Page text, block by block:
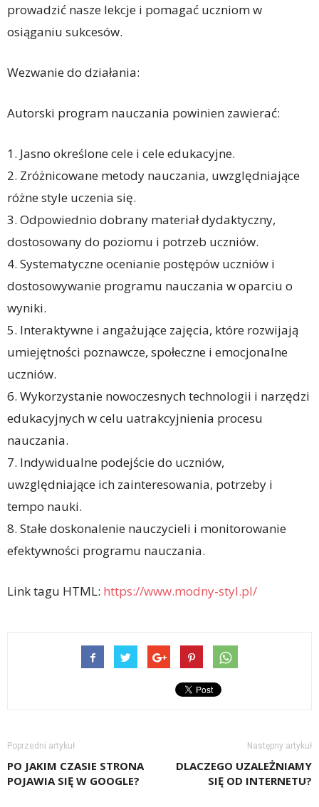
prowadzić nasze lekcje i pomagać uczniom w
osiąganiu sukcesów.
Wezwanie do działania:
Autorski program nauczania powinien zawierać:
1. Jasno określone cele i cele edukacyjne.
2. Zróżnicowane metody nauczania, uwzględniające
różne style uczenia się.
3. Odpowiednio dobrany materiał dydaktyczny,
dostosowany do poziomu i potrzeb uczniów.
4. Systematyczne ocenianie postępów uczniów i
dostosowywanie programu nauczania w oparciu o
wyniki.
5. Interaktywne i angażujące zajęcia, które rozwijają
umiejętności poznawcze, społeczne i emocjonalne
uczniów.
6. Wykorzystanie nowoczesnych technologii i narzędzi
edukacyjnych w celu uatrakcyjnienia procesu
nauczania.
7. Indywidualne podejście do uczniów,
uwzględniające ich zainteresowania, potrzeby i
tempo nauki.
8. Stałe doskonalenie nauczycieli i monitorowanie
efektywności programu nauczania.
Link tagu HTML: https://www.modny-styl.pl/
Poprzedni artykuł
PO JAKIM CZASIE STRONA
POJAWIA SIĘ W GOOGLE?
Następny artykuł
DLACZEGO UZALEŻNIAMY
SIĘ OD INTERNETU?